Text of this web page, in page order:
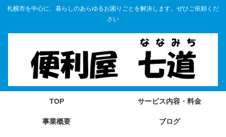
札幌市を中心に、暮らしのあらゆるお困りごとを解決します。ぜひご依頼くだ
さい
TOP サービス内容・料金
事業概要 ブログ